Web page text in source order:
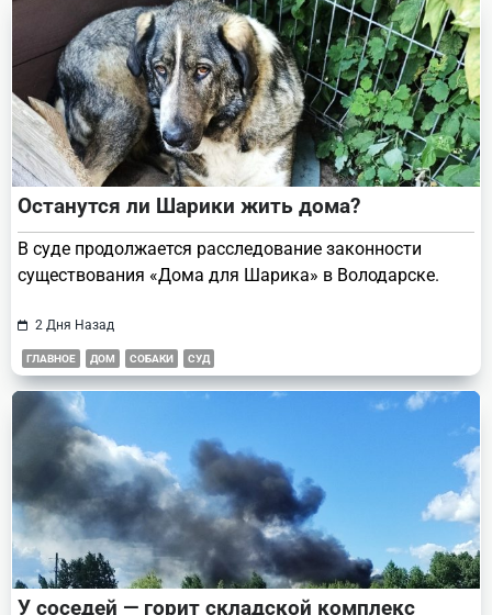
Останутся ли Шарики жить дома?
В суде продолжается расследование законности
существования «Дома для Шарика» в Володарске.
2 Дня Назад
ГЛАВНОЕ ДОМ СОБАКИ СУД
У соседей — горит складской комплекс